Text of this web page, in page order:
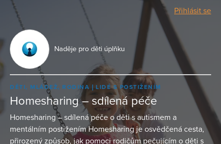
Přihlásit se
Naděje pro děti úplňku
DĚTI, MLÁDEŽ, RODINA LIDÉ S POSTIŽENÍM
Homesharing – sdílená péče
Homesharing – sdílená péče o děti s autismem a
mentálním postižením Homesharing je osvědčená cesta,
přirozený způsob, jak pomoci rodičům pečujícím o děti s